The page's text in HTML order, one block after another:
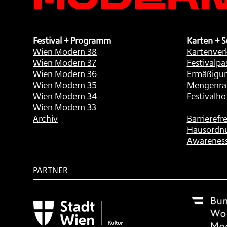
Festival + Programm
Wien Modern 38
Wien Modern 37
Wien Modern 36
Wien Modern 35
Wien Modern 34
Wien Modern 33
Archiv
Karten +
PARTNER